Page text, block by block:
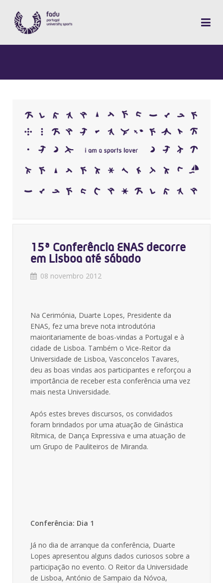
15ª Conferência ENAS decorre
em Lisboa até sábado
08 novembro 2012
Na Cerimónia, Duarte Lopes, Presidente da
ENAS, fez uma breve nota introdutória
maioritariamente de boas-vindas a Portugal e à
cidade de Lisboa. Também o Vice-Reitor da
Universidade de Lisboa, Vasconcelos Tavares,
deu as boas vindas aos participantes e reforçou a
importância de receber esta conferência uma vez
mais nesta Universidade.
Após estes breves discursos, os convidados
foram brindados por uma atuação de Ginástica
Rítmica, de Dança Expressiva e uma atuação de
um Grupo de Pauliteiros de Miranda.
Conferência: Dia 1
Já no dia de arranque da conferência, Duarte
Lopes apresentou alguns dados curiosos sobre a
participação no evento. O Reitor da Universidade
de Lisboa, António de Sampaio da Nóvoa,